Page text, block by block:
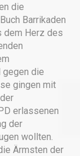
die
Barrikaden
dem Herz des
gegen die
gingen mit
erlassenen
der
wollten.
Ärmsten der